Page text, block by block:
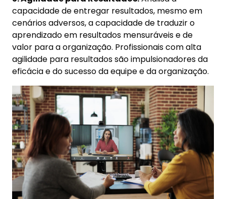
capacidade de entregar resultados, mesmo em
cenários adversos, a capacidade de traduzir o
aprendizado em resultados mensuráveis e de
valor para a organização. Profissionais com alta
agilidade para resultados são impulsionadores da
eficácia e do sucesso da equipe e da organização.